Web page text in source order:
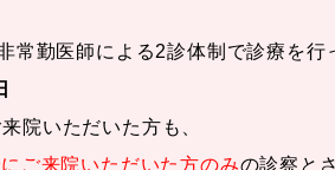
勤医師による2診体制で診療を行
院いただいた方も、
ご来院いただいた方のみの診察と